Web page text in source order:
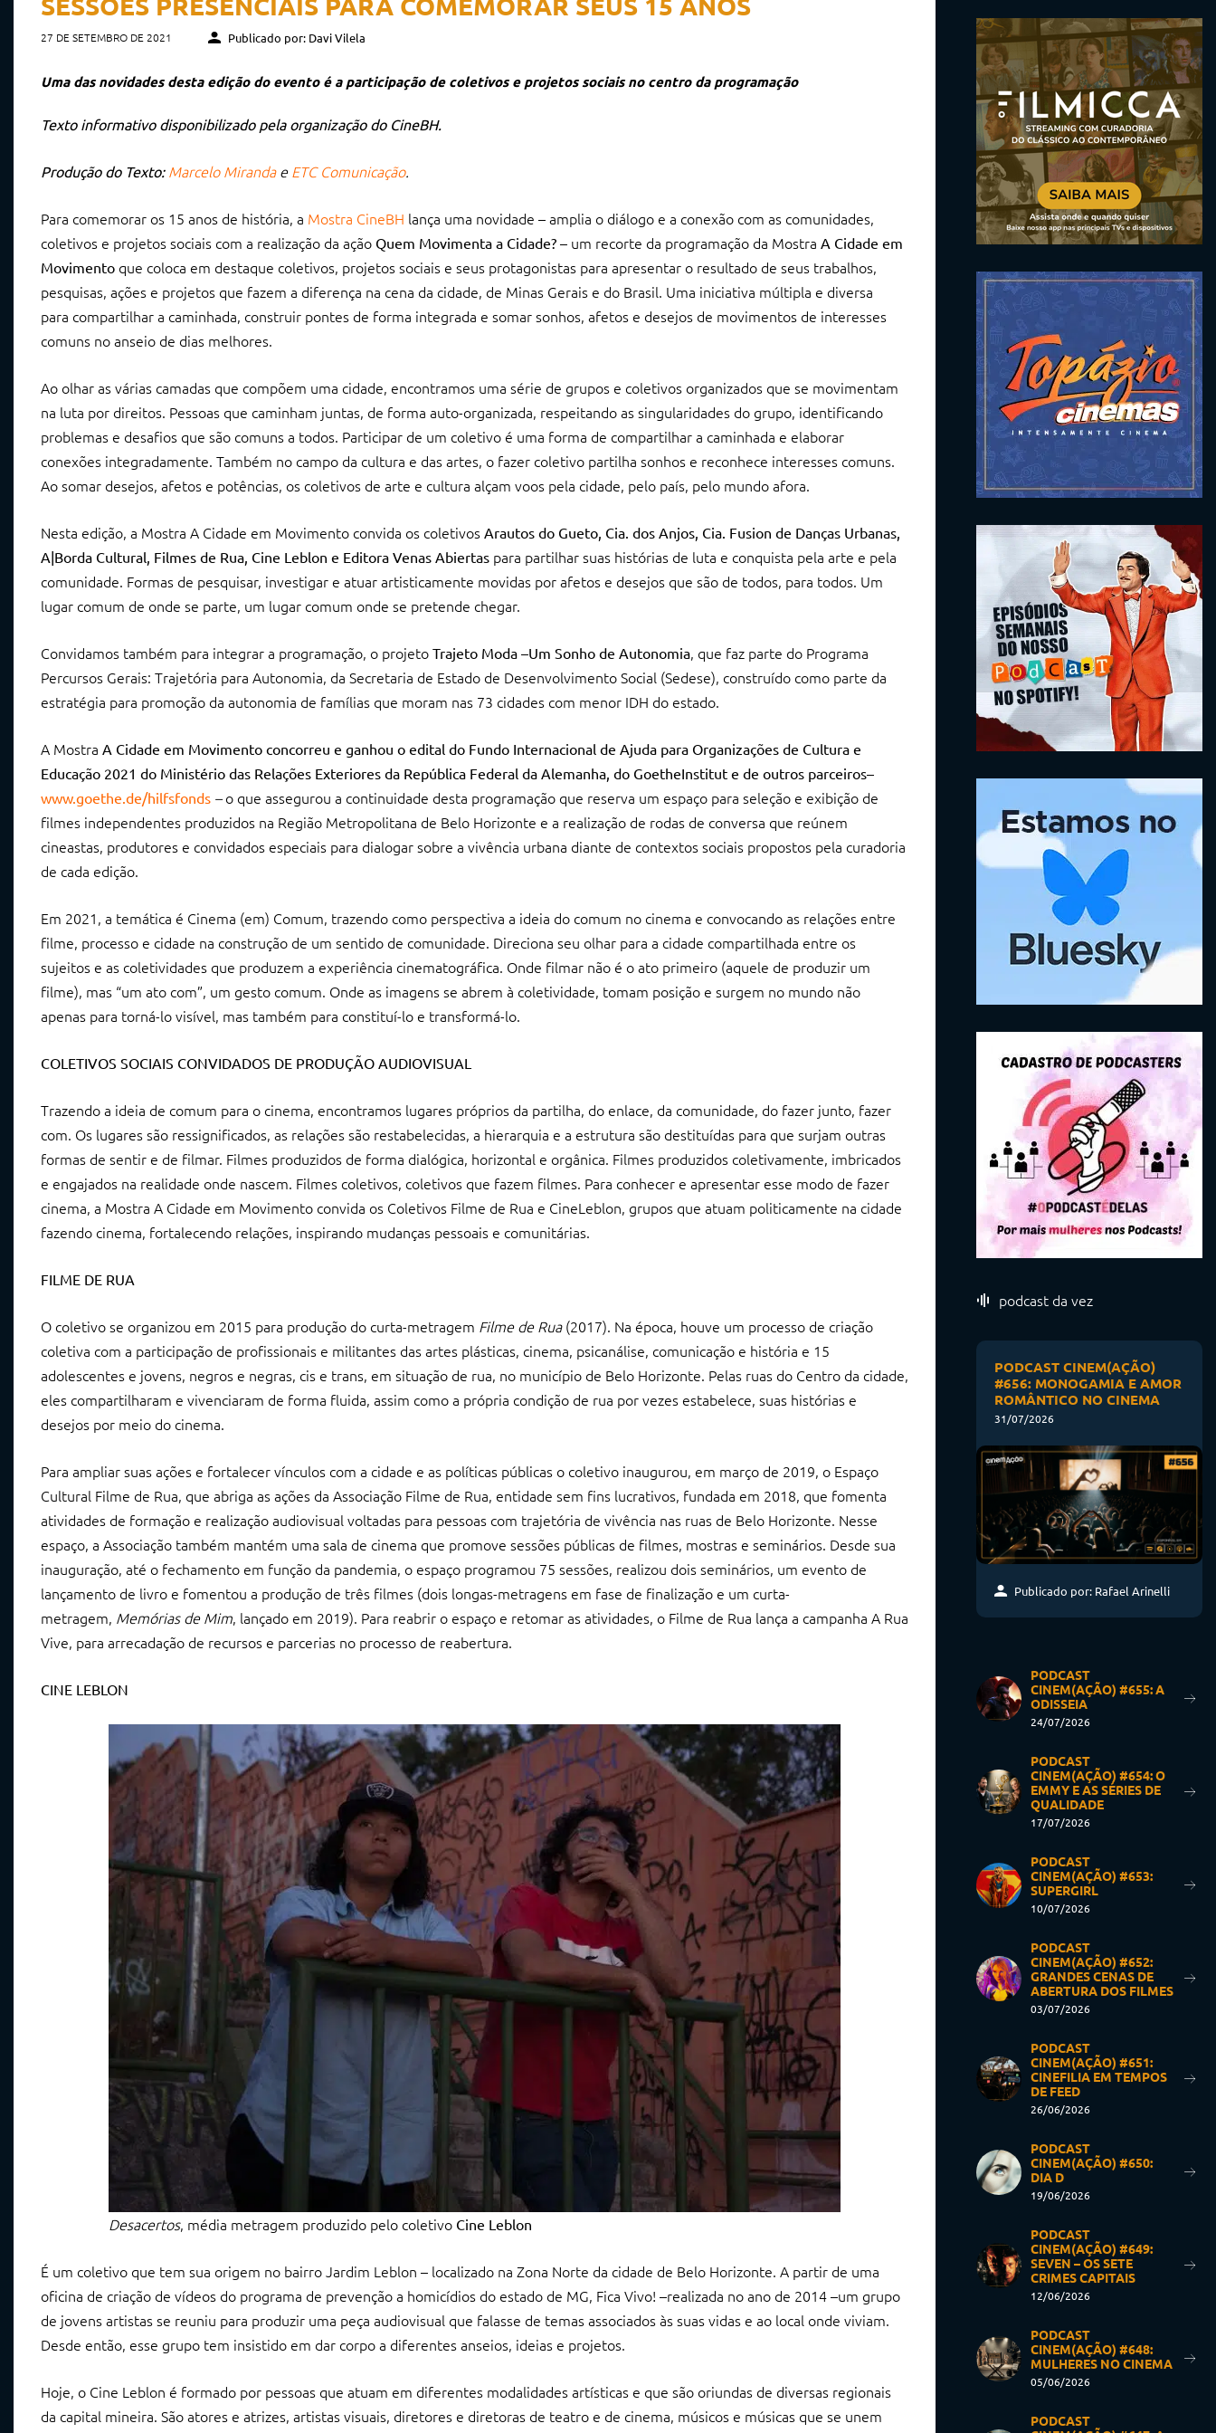
27 DE SETEMBRO DE 2021 Publicado por: Davi Vilela
Uma das novidades desta edição do evento é a participação de coletivos e projetos sociais no centro da programação
Texto informativo disponibilizado pela organização do CineBH.
Produção do Texto: Marcelo MirandaeETC Comunicação.
Para comemorar os 15 anos de história, a Mostra CineBH lança uma novidade – amplia o diálogo e a conexão com as comunidades,
coletivos e projetos sociais com a realização da ação Quem Movimenta a Cidade? – um recorte da programação da Mostra A Cidade em
Movimento que coloca em destaque coletivos, projetos sociais e seus protagonistas para apresentar o resultado de seus trabalhos,
pesquisas, ações e projetos que fazem a diferença na cena da cidade, de Minas Gerais e do Brasil. Uma iniciativa múltipla e diversa
para compartilhar a caminhada, construir pontes de forma integrada e somar sonhos, afetos e desejos de movimentos de interesses
comuns no anseio de dias melhores.
Ao olhar as várias camadas que compõem uma cidade, encontramos uma série de grupos e coletivos organizados que se movimentam
na luta por direitos. Pessoas que caminham juntas, de forma auto-organizada, respeitando as singularidades do grupo, identificando
problemas e desafios que são comuns a todos. Participar de um coletivo é uma forma de compartilhar a caminhada e elaborar
conexões integradamente. Também no campo da cultura e das artes, o fazer coletivo partilha sonhos e reconhece interesses comuns.
Ao somar desejos, afetos e potências, os coletivos de arte e cultura alçam voos pela cidade, pelo país, pelo mundo afora.
Nesta edição, a Mostra A Cidade em Movimento convida os coletivos Arautos do Gueto, Cia. dos Anjos, Cia. Fusion de Danças Urbanas,
A|Borda Cultural, Filmes de Rua, Cine Leblon e Editora Venas Abiertas para partilhar suas histórias de luta e conquista pela arte e pela
comunidade. Formas de pesquisar, investigar e atuar artisticamente movidas por afetos e desejos que são de todos, para todos. Um
lugar comum de onde se parte, um lugar comum onde se pretende chegar.
Convidamos também para integrar a programação, o projeto Trajeto Moda –Um Sonho de Autonomia, que faz parte do Programa
Percursos Gerais: Trajetória para Autonomia, da Secretaria de Estado de Desenvolvimento Social (Sedese), construído como parte da
estratégia para promoção da autonomia de famílias que moram nas 73 cidades com menor IDH do estado.
A Mostra A Cidade em Movimento concorreu e ganhou o edital do Fundo Internacional de Ajuda para Organizações de Cultura e
Educação 2021 do Ministério das Relações Exteriores da República Federal da Alemanha, do GoetheInstitut e de outros parceiros–
www.goethe.de/hilfsfonds –o que assegurou a continuidade desta programação que reserva um espaço para seleção e exibição de
filmes independentes produzidos na Região Metropolitana de Belo Horizonte e a realização de rodas de conversa que reúnem
cineastas, produtores e convidados especiais para dialogar sobre a vivência urbana diante de contextos sociais propostos pela curadoria
de cada edição.
Em 2021, a temática é Cinema (em) Comum, trazendo como perspectiva a ideia do comum no cinema e convocando as relações entre
filme, processo e cidade na construção de um sentido de comunidade. Direciona seu olhar para a cidade compartilhada entre os
sujeitos e as coletividades que produzem a experiência cinematográfica. Onde filmar não é o ato primeiro (aquele de produzir um
filme), mas “um ato com”, um gesto comum. Onde as imagens se abrem à coletividade, tomam posição e surgem no mundo não
apenas para torná-lo visível, mas também para constituí-lo e transformá-lo.
COLETIVOS SOCIAIS CONVIDADOS DE PRODUÇÃO AUDIOVISUAL
Trazendo a ideia de comum para o cinema, encontramos lugares próprios da partilha, do enlace, da comunidade, do fazer junto, fazer
com. Os lugares são ressignificados, as relações são restabelecidas, a hierarquia e a estrutura são destituídas para que surjam outras
formas de sentir e de filmar. Filmes produzidos de forma dialógica, horizontal e orgânica. Filmes produzidos coletivamente, imbricados
e engajados na realidade onde nascem. Filmes coletivos, coletivos que fazem filmes. Para conhecer e apresentar esse modo de fazer
cinema, a Mostra A Cidade em Movimento convida os Coletivos Filme de Rua e CineLeblon, grupos que atuam politicamente na cidade
fazendo cinema, fortalecendo relações, inspirando mudanças pessoais e comunitárias.
FILME DE RUA
O coletivo se organizou em 2015 para produção do curta-metragem Filme de Rua(2017). Na época, houve um processo de criação
coletiva com a participação de profissionais e militantes das artes plásticas, cinema, psicanálise, comunicação e história e 15
adolescentes e jovens, negros e negras, cis e trans, em situação de rua, no município de Belo Horizonte. Pelas ruas do Centro da cidade,
eles compartilharam e vivenciaram de forma fluida, assim como a própria condição de rua por vezes estabelece, suas histórias e
desejos por meio do cinema.
Para ampliar suas ações e fortalecer vínculos com a cidade e as políticas públicas o coletivo inaugurou, em março de 2019, o Espaço
Cultural Filme de Rua, que abriga as ações da Associação Filme de Rua, entidade sem fins lucrativos, fundada em 2018, que fomenta
atividades de formação e realização audiovisual voltadas para pessoas com trajetória de vivência nas ruas de Belo Horizonte. Nesse
espaço, a Associação também mantém uma sala de cinema que promove sessões públicas de filmes, mostras e seminários. Desde sua
inauguração, até o fechamento em função da pandemia, o espaço programou 75 sessões, realizou dois seminários, um evento de
lançamento de livro e fomentou a produção de três filmes (dois longas-metragens em fase de finalização e um curta-
metragem, Memórias de Mim, lançado em 2019). Para reabrir o espaço e retomar as atividades, o Filme de Rua lança a campanha A Rua
Vive, para arrecadação de recursos e parcerias no processo de reabertura.
CINE LEBLON
Desacertos, média metragem produzido pelo coletivo Cine Leblon
É um coletivo que tem sua origem no bairro Jardim Leblon – localizado na Zona Norte da cidade de Belo Horizonte. A partir de uma
oficina de criação de vídeos do programa de prevenção a homicídios do estado de MG, Fica Vivo! –realizada no ano de 2014 –um grupo
de jovens artistas se reuniu para produzir uma peça audiovisual que falasse de temas associados às suas vidas e ao local onde viviam.
Desde então, esse grupo tem insistido em dar corpo a diferentes anseios, ideias e projetos.
Hoje, o Cine Leblon é formado por pessoas que atuam em diferentes modalidades artísticas e que são oriundas de diversas regionais
da capital mineira. São atores e atrizes, artistas visuais, diretores e diretoras de teatro e de cinema, músicos e músicas que se unem
podcast da vez
PODCAST CINEM(AÇÃO)
#656: MONOGAMIA E AMOR
ROMÂNTICO NO CINEMA
31/07/2026
Publicado por: Rafael Arinelli
PODCAST
CINEM(AÇÃO) #655: A
ODISSEIA
24/07/2026
PODCAST
CINEM(AÇÃO) #654: O
EMMY E AS SÉRIES DE
QUALIDADE
17/07/2026
PODCAST
CINEM(AÇÃO) #653:
SUPERGIRL
10/07/2026
PODCAST
CINEM(AÇÃO) #652:
GRANDES CENAS DE
ABERTURA DOS FILMES
03/07/2026
PODCAST
CINEM(AÇÃO) #651:
CINEFILIA EM TEMPOS
DE FEED
26/06/2026
PODCAST
CINEM(AÇÃO) #650:
DIA D
19/06/2026
PODCAST
CINEM(AÇÃO) #649:
SEVEN – OS SETE
CRIMES CAPITAIS
12/06/2026
PODCAST
CINEM(AÇÃO) #648:
MULHERES NO CINEMA
05/06/2026
PODCAST